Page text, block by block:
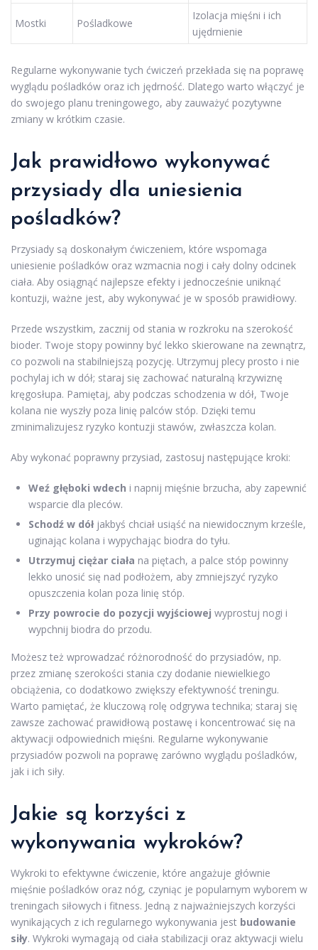
Mostki Pośladkowe
Izolacja mięśni i ich
ujędrnienie
Regularne wykonywanie tych ćwiczeń przekłada się na poprawę
wyglądu pośladków oraz ich jędrność. Dlatego warto włączyć je
do swojego planu treningowego, aby zauważyć pozytywne
zmiany w krótkim czasie.
Jak prawidłowo wykonywać
przysiady dla uniesienia
pośladków?
Przysiady są doskonałym ćwiczeniem, które wspomaga
uniesienie pośladków oraz wzmacnia nogi i cały dolny odcinek
ciała. Aby osiągnąć najlepsze efekty i jednocześnie uniknąć
kontuzji, ważne jest, aby wykonywać je w sposób prawidłowy.
Przede wszystkim, zacznij od stania w rozkroku na szerokość
bioder. Twoje stopy powinny być lekko skierowane na zewnątrz,
co pozwoli na stabilniejszą pozycję. Utrzymuj plecy prosto i nie
pochylaj ich w dół; staraj się zachować naturalną krzywiznę
kręgosłupa. Pamiętaj, aby podczas schodzenia w dół, Twoje
kolana nie wyszły poza linię palców stóp. Dzięki temu
zminimalizujesz ryzyko kontuzji stawów, zwłaszcza kolan.
Aby wykonać poprawny przysiad, zastosuj następujące kroki:
Weź głęboki wdech i napnij mięśnie brzucha, aby zapewnić
wsparcie dla pleców.
Schodź w dółjakbyś chciał usiąść na niewidocznym krześle,
uginając kolana i wypychając biodra do tyłu.
Utrzymuj ciężar ciała na piętach, a palce stóp powinny
lekko unosić się nad podłożem, aby zmniejszyć ryzyko
opuszczenia kolan poza linię stóp.
Przy powrocie do pozycji wyjściowej wyprostuj nogi i
wypchnij biodra do przodu.
Możesz też wprowadzać różnorodność do przysiadów, np.
przez zmianę szerokości stania czy dodanie niewielkiego
obciążenia, co dodatkowo zwiększy efektywność treningu.
Warto pamiętać, że kluczową rolę odgrywa technika; staraj się
zawsze zachować prawidłową postawę i koncentrować się na
aktywacji odpowiednich mięśni. Regularne wykonywanie
przysiadów pozwoli na poprawę zarówno wyglądu pośladków,
jak i ich siły.
Jakie są korzyści z
wykonywania wykroków?
Wykroki to efektywne ćwiczenie, które angażuje głównie
mięśnie pośladków oraz nóg, czyniąc je popularnym wyborem w
treningach siłowych i fitness. Jedną z najważniejszych korzyści
wynikających z ich regularnego wykonywania jest budowanie
siły. Wykroki wymagają od ciała stabilizacji oraz aktywacji wielu